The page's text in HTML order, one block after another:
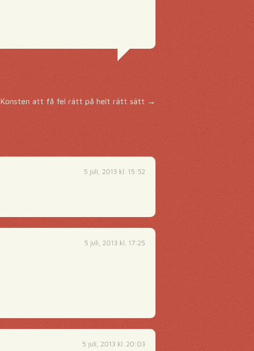
Konsten att få fel rätt på helt rätt sätt →
5 juli, 2013 kl. 15:52
5 juli, 2013 kl. 17:25
5 juli, 2013 kl. 20:03